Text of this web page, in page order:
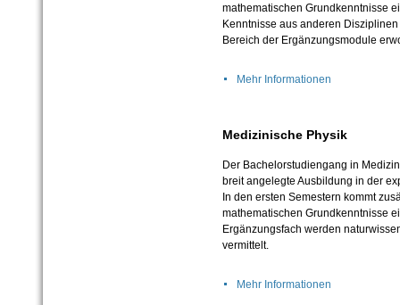
mathematischen Grundkenntnisse
Kenntnisse aus anderen
Bereich der Ergänzungsmodule
Mehr Informationen
Medizinische Physik
Der Bachelorstudiengang in
breit angelegte Ausbildung in der
In den ersten Semestern kommt
mathematischen Grundkenntnisse
Ergänzungsfach werden
vermittelt.
Mehr Informationen